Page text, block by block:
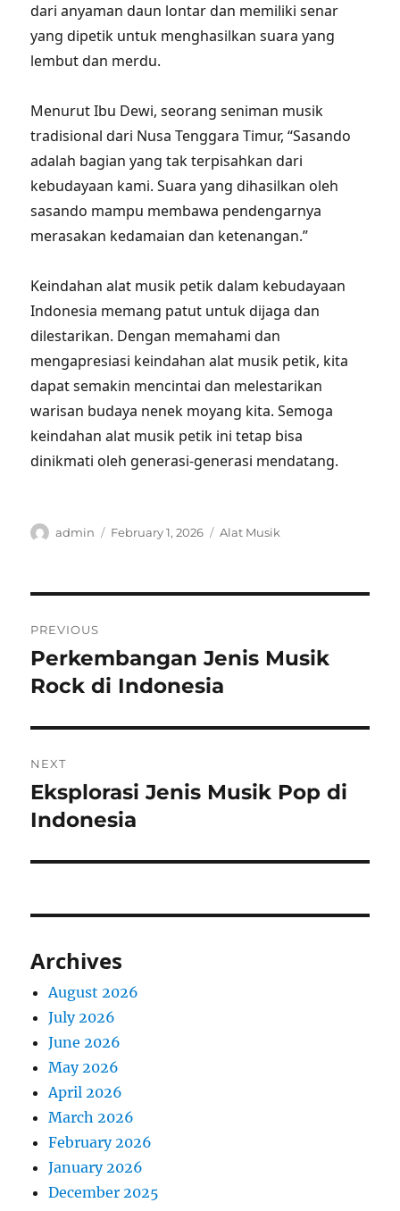
dari anyaman daun lontar dan memiliki senar
yang dipetik untuk menghasilkan suara yang
lembut dan merdu.
Menurut Ibu Dewi, seorang seniman musik
tradisional dari Nusa Tenggara Timur, “Sasando
adalah bagian yang tak terpisahkan dari
kebudayaan kami. Suara yang dihasilkan oleh
sasando mampu membawa pendengarnya
merasakan kedamaian dan ketenangan.”
Keindahan alat musik petik dalam kebudayaan
Indonesia memang patut untuk dijaga dan
dilestarikan. Dengan memahami dan
mengapresiasi keindahan alat musik petik, kita
dapat semakin mencintai dan melestarikan
warisan budaya nenek moyang kita. Semoga
keindahan alat musik petik ini tetap bisa
dinikmati oleh generasi-generasi mendatang.
Author
admin
Posted
February 1, 2026 Categories
Alat Musik
navigation
PREVIOUS
Previous
post:
Perkembangan Jenis Musik
Rock di Indonesia
NEXT
Next
post:
Eksplorasi Jenis Musik Pop di
Indonesia
Archives
August 2026
July 2026
June 2026
May 2026
April 2026
March 2026
February 2026
January 2026
December 2025